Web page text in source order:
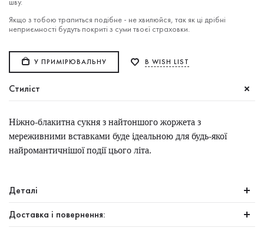
Якщо з тобою трапиться подібне - не хвилюйся, так як ці дрібні
неприємності будуть покриті з суми твоєї страховки.
У ПРИМІРЮВАЛЬНУ В WISH LIST
Стиліст
Ніжно-блакитна сукня з найтоншого жоржета з
мереживними вставками буде ідеальною для будь-якої
найромантичнішої події цього літа.
Деталі
Доставка і повернення: